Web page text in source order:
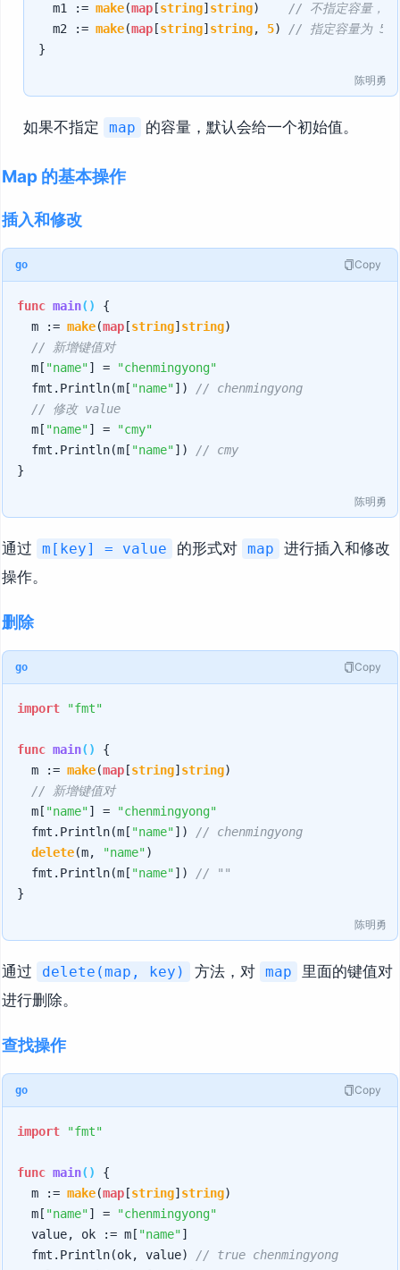
	m1 :=
make(map[string] string)
// 不指定容量，默
	m2 :=
make(map[string] string, 5)
// 指定容量为 5
陈明勇
如果不指定 map 的容量，默认会给一个初始值。
Map 的基本操作
插入和修改
go Copy
func main()
{
	m :=
make(map [string] string)
// 新增键值对
	m[
"name"] =
"chenmingyong"
	fmt.Println(m[
"name"])
// chenmingyong
// 修改 value
	m[
"name"] =
"cmy"
	fmt.Println(m[
"name"])
// cmy
陈明勇
通过 m[key] = value 的形式对 map
进行插入和修改
操作。
删除
go Copy
import "fmt"
func main()
{
	m :=
make(map [string] string)
// 新增键值对
	m[
"name"] =
"chenmingyong"
	fmt.Println(m[
"name"])
// chenmingyong
delete(m, "name")
	fmt.Println(m[
"name"])
// ""
陈明勇
通过 delete(map, key) 方法，对 map
里面的键值对
进行删除。
查找操作
go Copy
import "fmt"
func main()
{
	m :=
make(map [string] string)
	m[
"name"] =
"chenmingyong"
	value, ok := m[
"name"]
	fmt.Println(ok, value)
// true chenmingyong